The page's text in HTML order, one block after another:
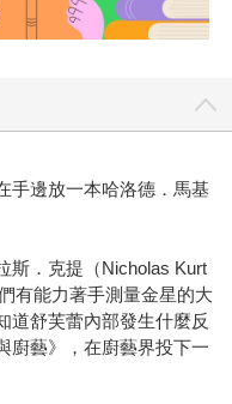
手邊放一本哈洛德．馬基
斯．克提（Nicholas Kurt
有能力著手測量金星的大
道舒芙蕾內部發生什麼反
廚藝》，在廚藝界投下一